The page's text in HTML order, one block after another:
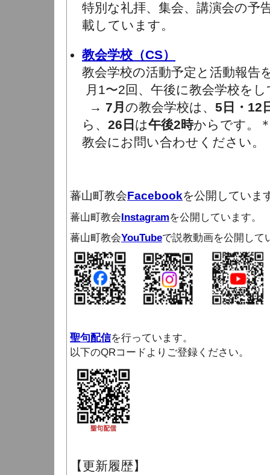
特別な礼拝、集会、講演会の予
載しています。
教会学校（CS）
教会学校の活動予定と活動報告
月1〜2回、午後に教会学校を
→ 7月 の教会学校は、 5日・12
ら、 26日 は午後2時からです。
教会にお問い合わせください。
蕃山町教会Facebookを公開していま
蕃山町教会Instagramを公開しています。
蕃山町教会YouTubeで説教動画を公開して
聖句配信を行っています。
以下のQRコードよりご登録ください。
【更新履歴】